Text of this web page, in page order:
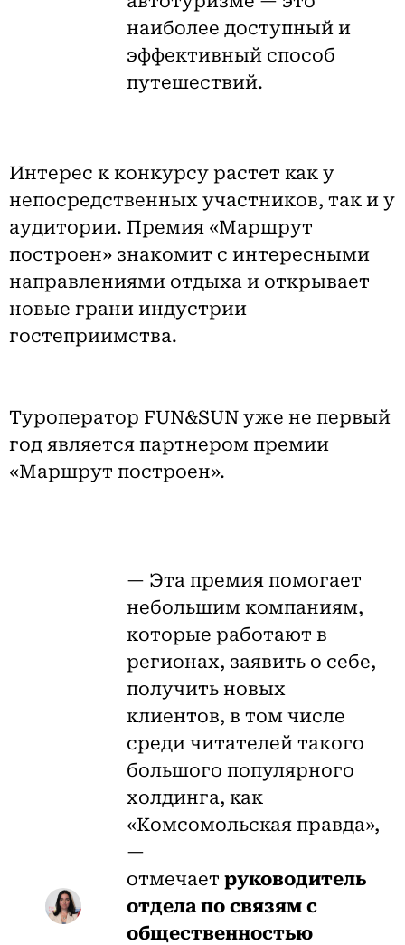
наиболее доступный и
эффективный способ
путешествий.
Интерес к конкурсу растет как у
непосредственных участников, так и у
аудитории. Премия «Маршрут
построен» знакомит с интересными
направлениями отдыха и открывает
новые грани индустрии
гостеприимства.
Туроператор FUN&SUN уже не первый
год является партнером премии
«Маршрут построен».
— Эта премия помогает
небольшим компаниям,
которые работают в
регионах, заявить о себе,
получить новых
клиентов, в том числе
среди читателей такого
большого популярного
холдинга, как
«Комсомольская правда»,
—
отмечает руководитель
отдела по связям с
общественностью